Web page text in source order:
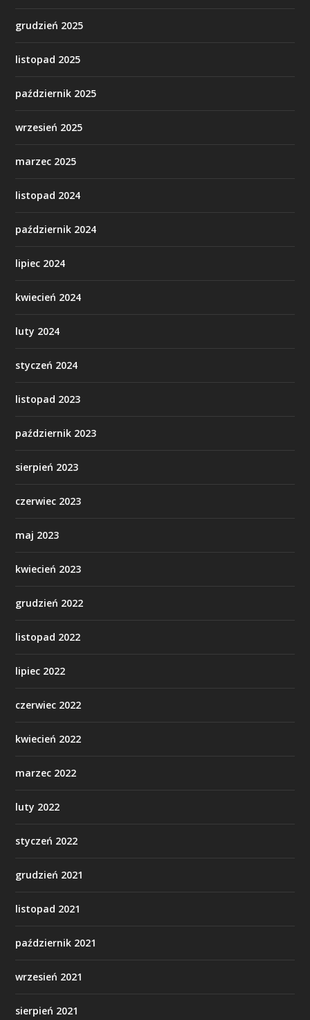
grudzień 2025
listopad 2025
październik 2025
wrzesień 2025
marzec 2025
listopad 2024
październik 2024
lipiec 2024
kwiecień 2024
luty 2024
styczeń 2024
listopad 2023
październik 2023
sierpień 2023
czerwiec 2023
maj 2023
kwiecień 2023
grudzień 2022
listopad 2022
lipiec 2022
czerwiec 2022
kwiecień 2022
marzec 2022
luty 2022
styczeń 2022
grudzień 2021
listopad 2021
październik 2021
wrzesień 2021
sierpień 2021